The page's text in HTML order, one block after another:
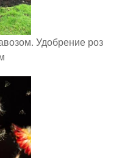
Удобрение роз